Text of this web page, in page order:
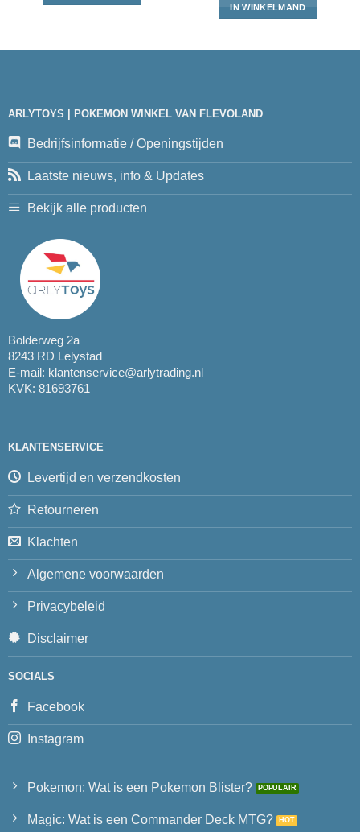
IN WINKELMAND
ARLYTOYS | POKEMON WINKEL VAN FLEVOLAND
Bedrijfsinformatie / Openingstijden
Laatste nieuws, info & Updates
Bekijk alle producten
Bolderweg 2a
8243 RD Lelystad
E-mail: klantenservice@arlytrading.nl
KVK: 81693761
KLANTENSERVICE
Levertijd en verzendkosten
Retourneren
Klachten
Algemene voorwaarden
Privacybeleid
Disclaimer
SOCIALS
Facebook
Instagram
Pokemon: Wat is een Pokemon Blister?
Magic: Wat is een Commander Deck MTG?